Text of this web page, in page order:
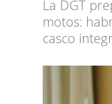
La DGT
motos:
casco